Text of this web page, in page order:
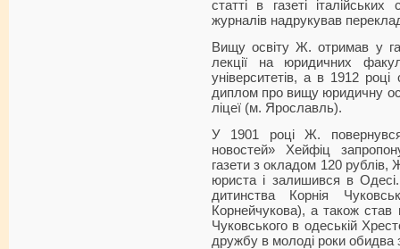
статті в газеті
журналів надрукував
Вищу освіту Ж. отримав у
лекції на юридичних
університетів, а в 1912
диплом про вищу юридичну
ліцеї (м. Ярославль).
У 1901 році Ж.
новостей» Хейфіц
газети з окладом 120 рублів,
юриста і залишився в
дитинства Корнія
Корнейчукова), а також став
Чуковського в одеській
дружбу в молоді роки обидва